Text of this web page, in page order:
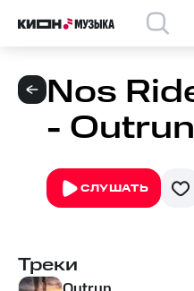
Nos
- Outrun
СЛУШАТЬ
Треки